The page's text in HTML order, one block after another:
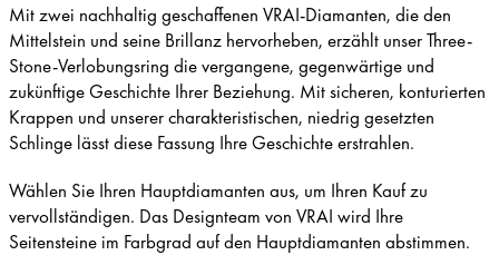
Mit zwei nachhaltig geschaffenen VRAI-Diamanten, die den
Mittelstein und seine Brillanz hervorheben, erzählt unser Three-
Stone-Verlobungsring die vergangene, gegenwärtige und
zukünftige Geschichte Ihrer Beziehung. Mit sicheren, konturierten
Krappen und unserer charakteristischen, niedrig gesetzten
Schlinge lässt diese Fassung Ihre Geschichte erstrahlen.
Wählen Sie Ihren Hauptdiamanten aus, um Ihren Kauf zu
vervollständigen. Das Designteam von VRAI wird Ihre
Seitensteine im Farbgrad auf den Hauptdiamanten abstimmen.